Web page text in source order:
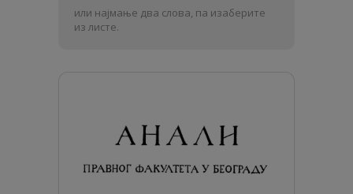
и
презиме
или најмање два слова, па изаберите
из листе.